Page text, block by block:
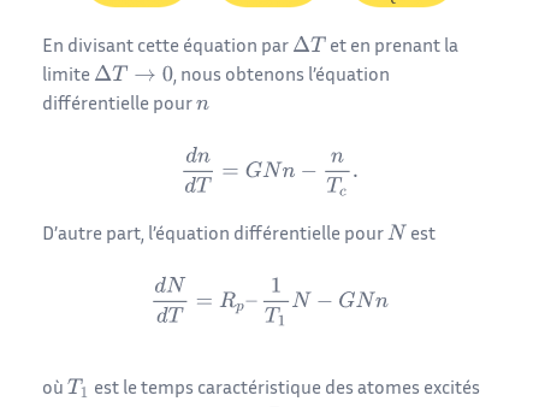
En divisant cette équation par
et en prenant la
limite
, nous obtenons l’équation
différentielle pour
D’autre part, l’équation différentielle pour est
où
est le temps caractéristique des atomes excités